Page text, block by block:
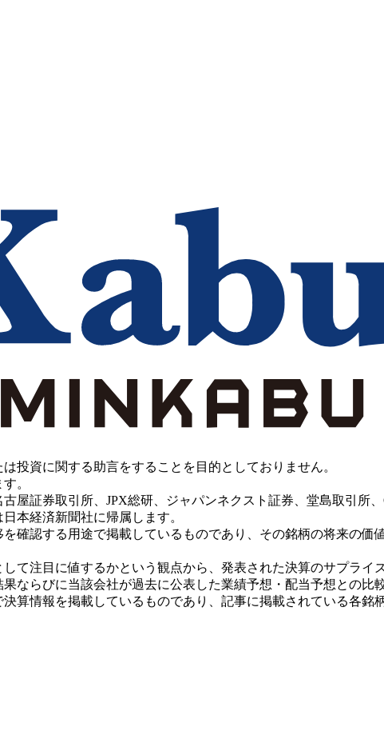
投資に関する助言をすることを目的としておりません。
。
証券取引所、JPX総研、ジャパンネクスト証券、堂島取引所、
本経済新聞社に帰属します。
確認する用途で掲載しているものであり、その銘柄の将来の
て注目に値するかという観点から、発表された決算のサプラ
ならびに当該会社が過去に公表した業績予想・配当予想との
算情報を掲載しているものであり、記事に掲載されている各